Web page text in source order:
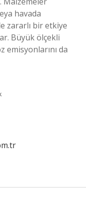
havada
zararlı bir etkiye
Büyük ölçekli
emisyonlarını da